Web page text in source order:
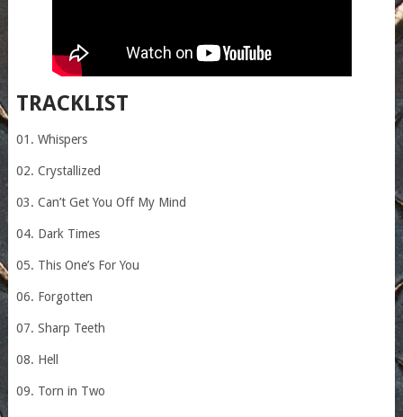
TRACKLIST
01. Whispers
02. Crystallized
03. Can’t Get You Off My Mind
04. Dark Times
05. This One’s For You
06. Forgotten
07. Sharp Teeth
08. Hell
09. Torn in Two